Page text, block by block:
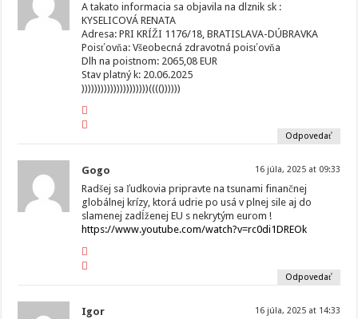
A takato informacia sa objavila na dlznik sk :
KYSELICOVÁ RENATA
Adresa: PRI KRÍŽI 1176/18, BRATISLAVA-DÚBRAVKA
Poisťovňa: Všeobecná zdravotná poisťovňa
Dlh na poistnom: 2065,08 EUR
Stav platný k: 20.06.2025
)))))))))))))))))))))(((())))))
Odpovedať
Gogo 16 júla, 2025 at 09:33
Radšej sa ľudkovia pripravte na tsunami finančnej
globálnej krízy, ktorá udrie po usá v plnej sile aj do
slamenej zadĺženej EU s nekrytým eurom !
https://www.youtube.com/watch?v=rc0di1DREOk
Odpovedať
Igor 16 júla, 2025 at 14:33